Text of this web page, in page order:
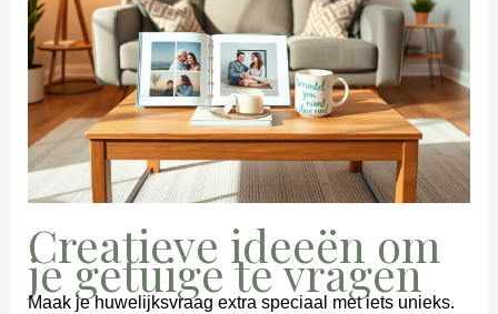
Creatieve ideeën om
je getuige te vragen
Maak je huwelijksvraag extra speciaal met iets unieks.